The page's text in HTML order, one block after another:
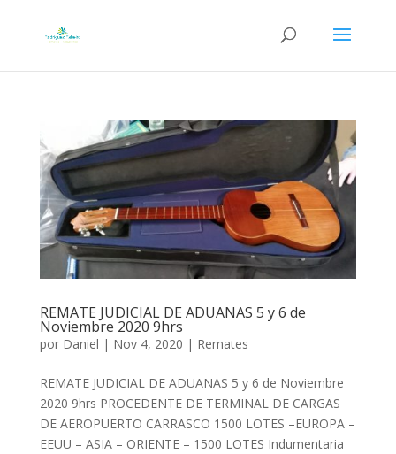
REMATE JUDICIAL DE ADUANAS 5 y 6 de
Noviembre 2020 9hrs
por Daniel | Nov 4, 2020 | Remates
REMATE JUDICIAL DE ADUANAS 5 y 6 de Noviembre
2020 9hrs PROCEDENTE DE TERMINAL DE CARGAS
DE AEROPUERTO CARRASCO 1500 LOTES –EUROPA –
EEUU – ASIA – ORIENTE – 1500 LOTES Indumentaria